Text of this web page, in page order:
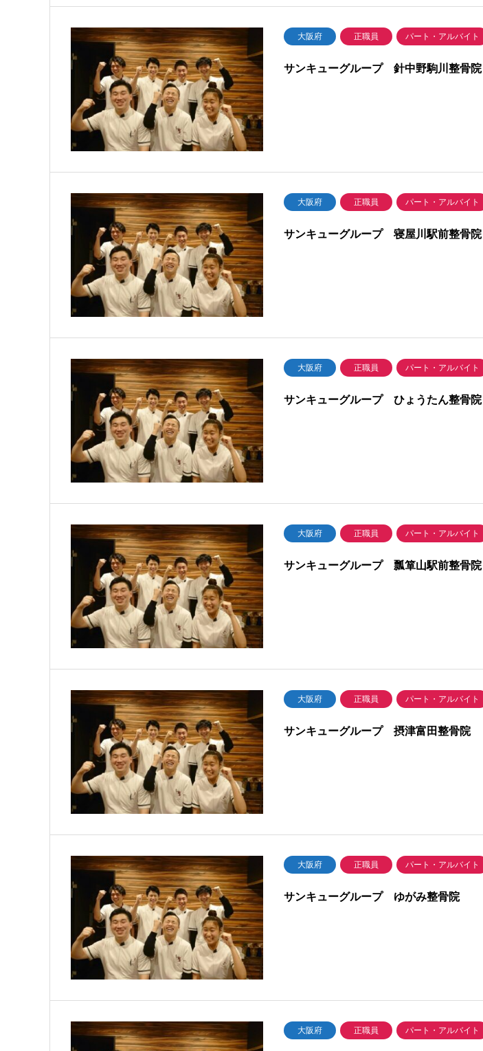
大阪府 正職員 パート・アルバイト
サンキューグループ 針中野駒川整骨院
大阪府 正職員 パート・アルバイト
サンキューグループ 寝屋川駅前整骨院
大阪府 正職員 パート・アルバイト
サンキューグループ ひょうたん整骨院
大阪府 正職員 パート・アルバイト
サンキューグループ 瓢箪山駅前整骨院
大阪府 正職員 パート・アルバイト
サンキューグループ 摂津富田整骨院
大阪府 正職員 パート・アルバイト
サンキューグループ ゆがみ整骨院
大阪府 正職員 パート・アルバイト